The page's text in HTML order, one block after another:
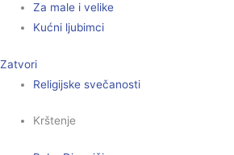
Za male i velike
Kućni ljubimci
Zatvori
Religijske svečanosti
Krštenje